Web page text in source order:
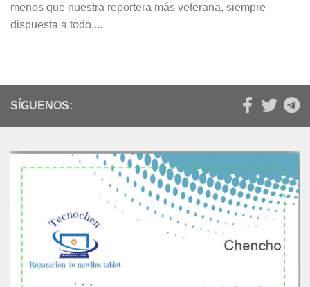
menos que nuestra reportera más veterana, siempre
dispuesta a todo,...
SÍGUENOS: